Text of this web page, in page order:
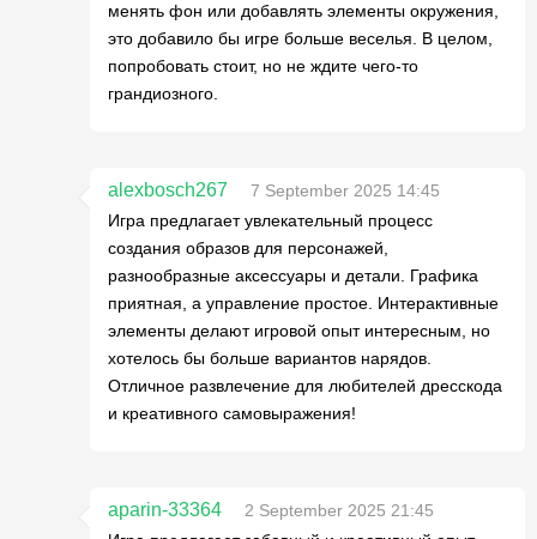
менять фон или добавлять элементы окружения,
это добавило бы игре больше веселья. В целом,
попробовать стоит, но не ждите чего-то
грандиозного.
alexbosch267
7 September 2025 14:45
Игра предлагает увлекательный процесс
создания образов для персонажей,
разнообразные аксессуары и детали. Графика
приятная, а управление простое. Интерактивные
элементы делают игровой опыт интересным, но
хотелось бы больше вариантов нарядов.
Отличное развлечение для любителей дресскода
и креативного самовыражения!
aparin-33364
2 September 2025 21:45